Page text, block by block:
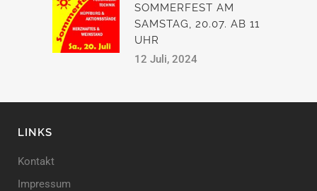
SOMMERFEST AM
SAMSTAG, 20.07. AB 11
UHR
12 Juli, 2024
LINKS
Kontakt
Impressum